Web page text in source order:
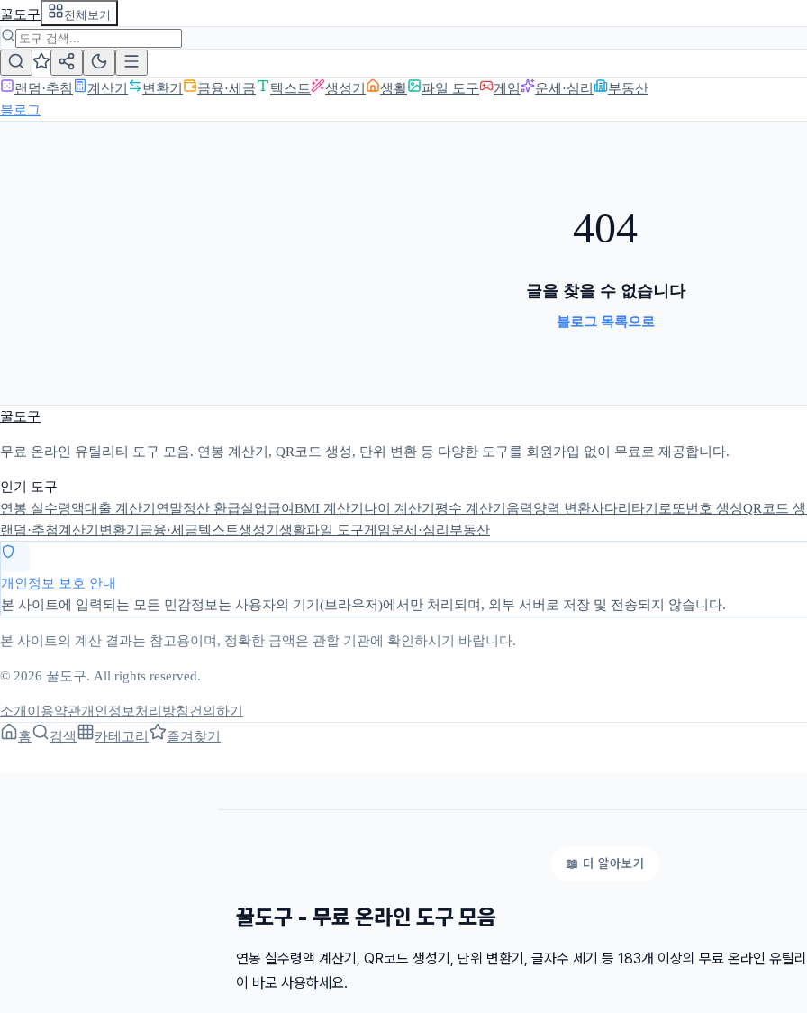
꿀도구 전체보기
랜덤·추첨 계산기 변환기 금융·세금 텍스트 생성기 생활 파일 도구 게임 운세·심리
부동산
블로그
404
글을 찾을 수 없습니다
블로그 목록으로
꿀도구
무료 온라인 유틸리티 도구 모음. 연봉 계산기, QR코드 생성, 단위 변환 등 다양한 도구를 회원가입 없이 무료로 제공합니다.
인기 도구
연봉 실수령액대출 계산기 연말정산 환급실업급여BMI 계산기 나이 계산기 평수 계산기 음력양력 변환사다리타기 로또번호 생성QR코드
랜덤·추첨계산기 변환기 금융·세금텍스트생성기 생활파일 도구게임운세·심리 부동산
개인정보 보호 안내
본 사이트에 입력되는 모든 민감정보는 사용자의 기기(브라우저)에서만 처리되며, 외부 서버로 저장 및 전송되지 않습니다.
본 사이트의 계산 결과는 참고용이며, 정확한 금액은 관할 기관에 확인하시기 바랍니다.
© 2026 꿀도구. All rights reserved.
소개 이용약관개인정보처리방침건의하기
홈
검색 카테고리 즐겨찾기
꿀도구 - 무료 온라인 도구 모음
연봉 실수령액 계산기, QR코드 생성기, 단위 변환기, 글자수 세기 등 183개 이상의 무료 온라인 유틸
이 바로 사용하세요.